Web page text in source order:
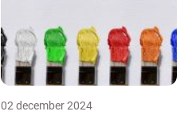
02 december 2024